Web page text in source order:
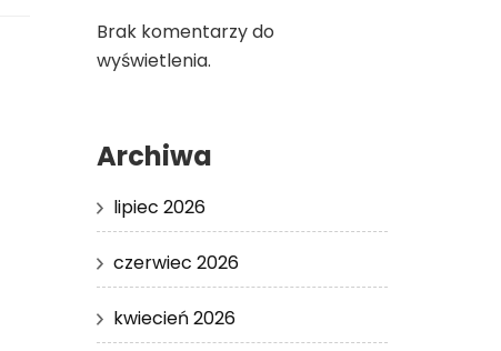
Brak komentarzy do
wyświetlenia.
Archiwa
lipiec 2026
czerwiec 2026
kwiecień 2026